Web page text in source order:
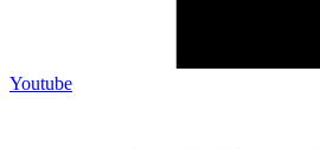
Youtube